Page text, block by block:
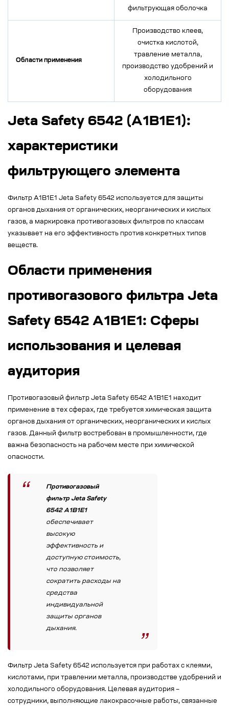
фильтрующая оболочка
Области применения
Производство клеев,
очистка кислотой,
травление металла,
производство удобрений и
холодильного
оборудования
Jeta Safety 6542 (A1B1E1):
характеристики
фильтрующего элемента
Фильтр A1B1E1 Jeta Safety 6542 используется для защиты
органов дыхания от органических, неорганических и кислых
газов, а маркировка противогазовых фильтров по классам
указывает на его эффективность против конкретных типов
веществ.
Области применения
противогазового фильтра Jeta
Safety 6542 A1B1E1: Сферы
использования и целевая
аудитория
Противогазовый фильтр Jeta Safety 6542 A1B1E1 находит
применение в тех сферах, где требуется химическая защита
органов дыхания от органических, неорганических и кислых
газов. Данный фильтр востребован в промышленности, где
важна безопасность на рабочем месте при химической
опасности.
Противогазовый
фильтр Jeta Safety
6542 A1B1E1
обеспечивает
высокую
эффективность и
доступную стоимость,
что позволяет
сократить расходы на
средства
индивидуальной
защиты органов
дыхания.
Фильтр Jeta Safety 6542 используется при работах с клеями,
кислотами, при травлении металла, производстве удобрений и
холодильного оборудования. Целевая аудитория –
сотрудники, выполняющие лакокрасочные работы, связанные